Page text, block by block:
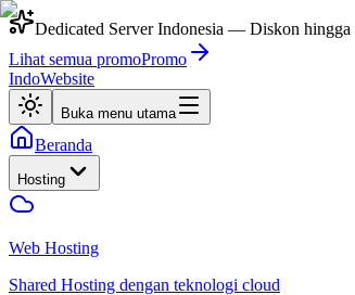
Dedicated Server Indonesia — Diskon hingga
Lihat semua promoPromo
IndoWebsite
Buka menu utama
Beranda
Hosting
Web Hosting
Shared Hosting dengan teknologi cloud